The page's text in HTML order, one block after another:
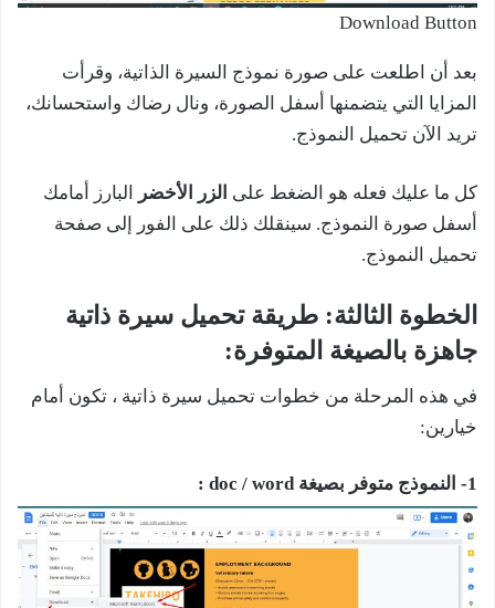
Download Button
بعد أن اطلعت على صورة نموذج السيرة الذاتية، وقرأت
المزايا التي يتضمنها أسفل الصورة، ونال رضاك واستحسانك،
تريد الآن تحميل النموذج.
كل ما عليك فعله هو الضغط على الزر الأخضر
البارز أمامك
أسفل صورة النموذج. سينقلك ذلك على الفور إلى صفحة
تحميل النموذج.
الخطوة الثالثة: طريقة تحميل سيرة ذاتية
جاهزة بالصيغة المتوفرة:
في هذه المرحلة من خطوات تحميل سيرة ذاتية ، تكون أمام
خيارين:
1- النموذج متوفر بصيغة doc / word :